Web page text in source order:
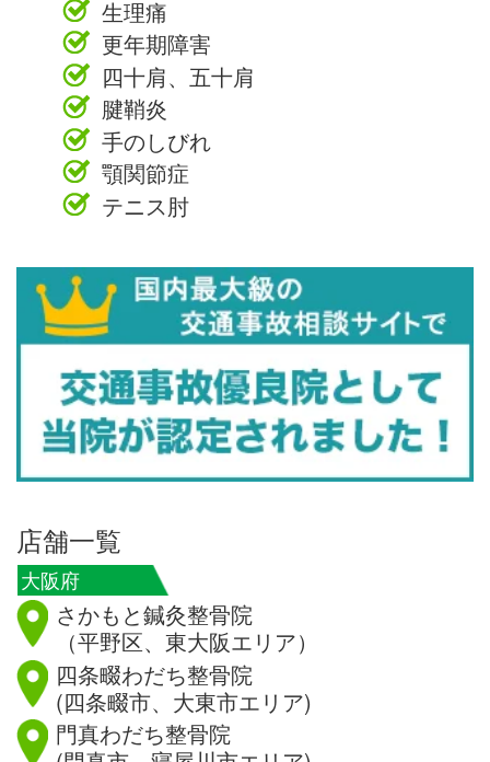
生理痛
更年期障害
四十肩、五十肩
腱鞘炎
手のしびれ
顎関節症
テニス肘
店舗一覧
大阪府
さかもと鍼灸整骨院
（平野区、東大阪エリア）
四条畷わだち整骨院
(四条畷市、大東市エリア)
門真わだち整骨院